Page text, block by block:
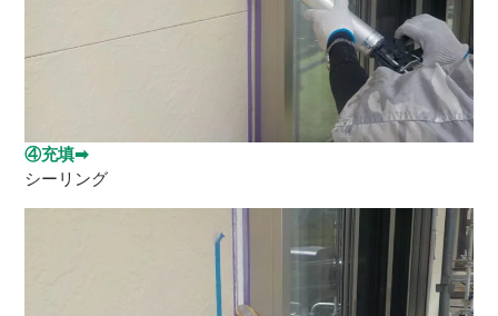
④充填➡
シーリング